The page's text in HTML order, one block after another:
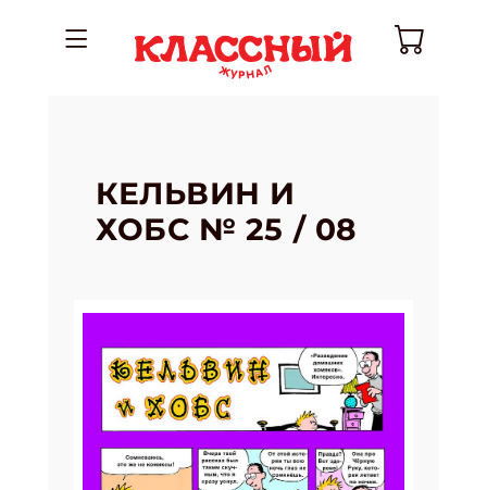
КЕЛЬВИН И
ХОБС № 25 / 08